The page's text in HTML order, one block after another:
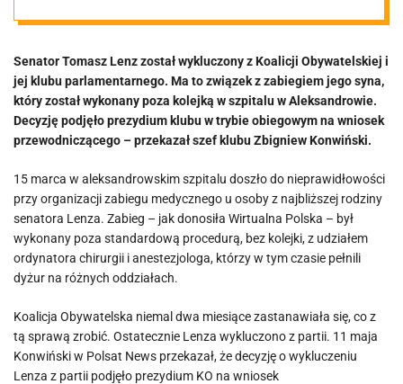
„Wiemy, jak to
było odbierane
przez naszych
wyborców”
Senator Tomasz Lenz został wykluczony z Koalicji Obywatelskiej i
jej klubu parlamentarnego. Ma to związek z zabiegiem jego syna,
który został wykonany poza kolejką w szpitalu w Aleksandrowie.
Decyzję podjęło prezydium klubu w trybie obiegowym na wniosek
przewodniczącego – przekazał szef klubu Zbigniew Konwiński.
15 marca w aleksandrowskim szpitalu doszło do nieprawidłowości
przy organizacji zabiegu medycznego u osoby z najbliższej rodziny
senatora Lenza. Zabieg – jak donosiła Wirtualna Polska – był
wykonany poza standardową procedurą, bez kolejki, z udziałem
ordynatora chirurgii i anestezjologa, którzy w tym czasie pełnili
dyżur na różnych oddziałach.
Koalicja Obywatelska niemal dwa miesiące zastanawiała się, co z
tą sprawą zrobić. Ostatecznie Lenza wykluczono z partii. 11 maja
Konwiński w Polsat News przekazał, że decyzję o wykluczeniu
Lenza z partii podjęło prezydium KO na wniosek